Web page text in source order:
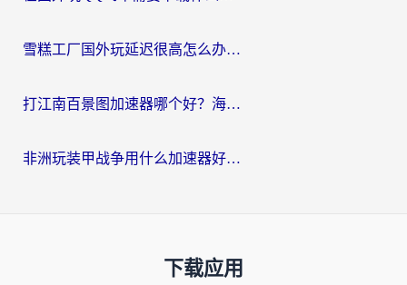
雪糕工厂国外玩延迟很高怎么办？海外玩家国服游戏加速终极攻略（附实测推荐）
打江南百景图加速器哪个好？海外党踩坑N次后，终于找到不卡的秘诀
非洲玩装甲战争用什么加速器好？海外党亲测有效的国服游戏加速方案
下载应用